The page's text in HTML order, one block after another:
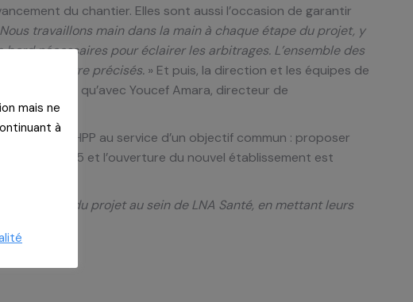
du chantier. Elles sont aussi l’occasion de garantir
Nous travaillons main dans la main à chaque étape du projet, y
nécessaires pour éclairer les arbitrages. L’ensemble des
doivent être précisés. » Et puis, la direction et les équipes de
ainsi qu’avec Youcef Amara, directeur de
par CAHPP au service d’un objectif commun : proposer
2025 et l’ouverture du nouvel établissement est
en œuvre du projet au sein de LNA Santé, en mettant leurs
mais ne
à